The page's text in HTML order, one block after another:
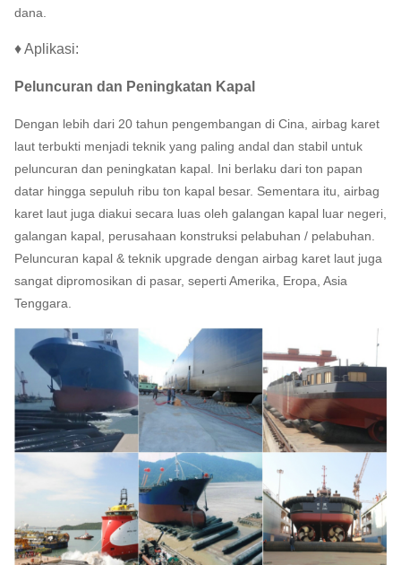
dana.
♦ Aplikasi:
Peluncuran dan Peningkatan Kapal
Dengan lebih dari 20 tahun pengembangan di Cina, airbag karet
laut terbukti menjadi teknik yang paling andal dan stabil untuk
peluncuran dan peningkatan kapal. Ini berlaku dari ton papan
datar hingga sepuluh ribu ton kapal besar. Sementara itu, airbag
karet laut juga diakui secara luas oleh galangan kapal luar negeri,
galangan kapal, perusahaan konstruksi pelabuhan / pelabuhan.
Peluncuran kapal & teknik upgrade dengan airbag karet laut juga
sangat dipromosikan di pasar, seperti Amerika, Eropa, Asia
Tenggara.